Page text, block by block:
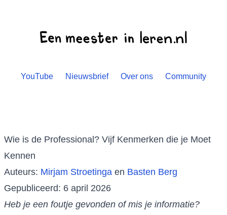
YouTube Nieuwsbrief Over ons Community
Wie is de Professional? Vijf Kenmerken die je Moet
Kennen
Auteurs: Mirjam Stroetinga en Basten Berg
Gepubliceerd: 6 april 2026
Heb je een foutje gevonden of mis je informatie?